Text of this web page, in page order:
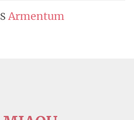
Armentum